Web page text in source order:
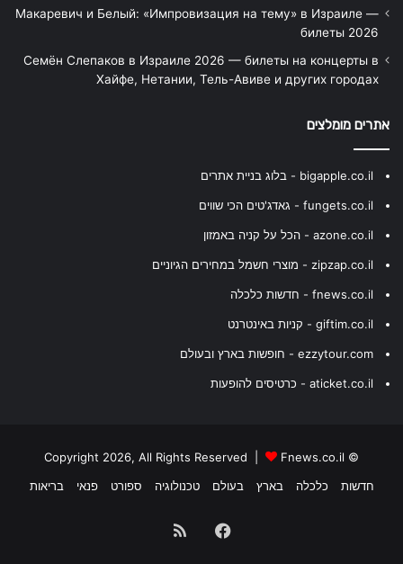
Макаревич и Белый: «Импровизация на тему» в Израиле —
билеты 2026
Семён Слепаков в Израиле 2026 — билеты на концерты в
Хайфе, Нетании, Тель-Авиве и других городах
אתרים מומלצים
bigapple.co.il - בלוג בניית אתרים
fungets.co.il - גאדג'טים הכי שווים
azone.co.il - הכל על קניה באמזון
zipzap.co.il - מוצרי חשמל במחירים הגיוניים
fnews.co.il - חדשות כלכלה
giftim.co.il - קניות באינטרנט
ezzytour.com - חופשות בארץ ובעולם
aticket.co.il - כרטיסים להופעות
© Copyright 2026, All Rights Reserved |
Fnews.co.il
חדשות
כלכלה בארץ בעולם טכנולוגיה ספורט פנאי בריאות
Facebook